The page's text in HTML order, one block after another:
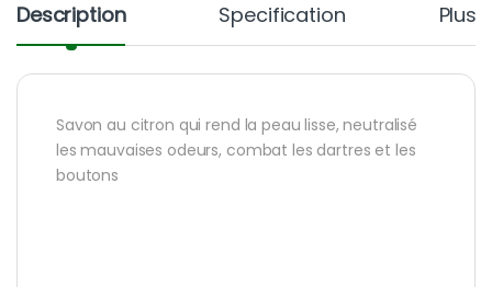
Description Specification Plus
Savon au citron qui rend la peau lisse, neutralisé
les mauvaises odeurs, combat les dartres et les
boutons